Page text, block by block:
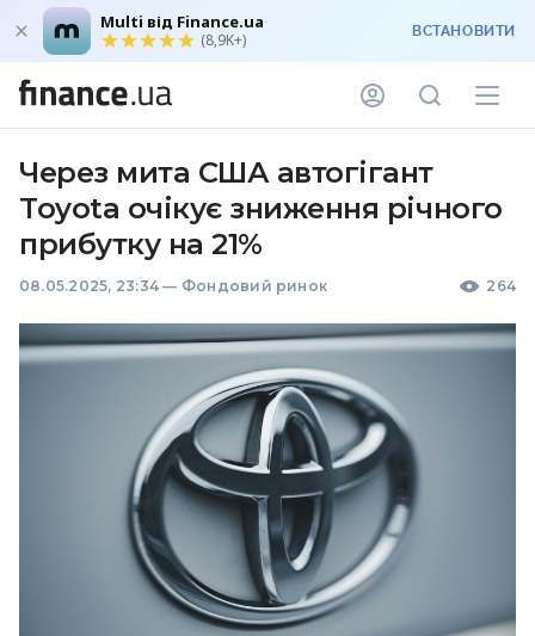
Multi від Finance.ua
(8,9K+) ВСТАНОВИТИ
Через мита США автогігант
Toyota очікує зниження річного
прибутку на 21%
08.05.2025, 23:34 — Фондовий ринок 264